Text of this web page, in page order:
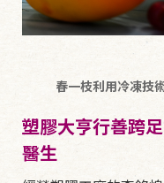
春一枝利用冷凍技
塑膠大亨行善跨
醫生